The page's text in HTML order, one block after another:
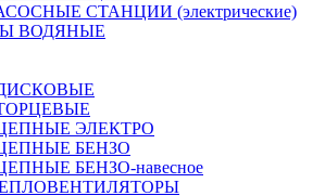
СТАНЦИИ (электрические)
ВОДЯНЫЕ
ЭЛЕКТРО
БЕНЗО
БЕНЗО-навесное